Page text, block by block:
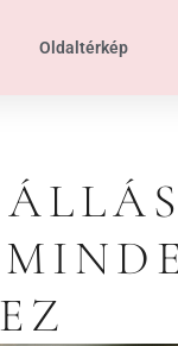
Oldaltérkép